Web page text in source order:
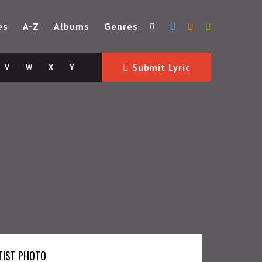
A-Z Albums Genres
V W X Y Submit Lyric
PHOTO